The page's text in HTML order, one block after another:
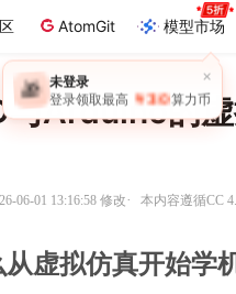
AtomGit 模型市场
×
🎁 未登录
登录领取最高 ￥30 算力币
Arduino的
06-01 13:16:58 修改· 本内容遵循CC
虚拟仿真开始学